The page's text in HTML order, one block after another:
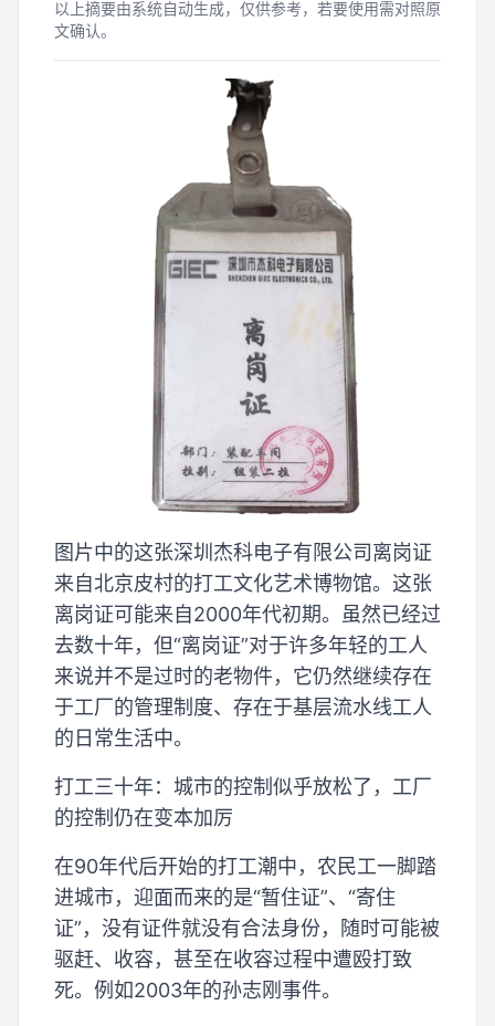
以上摘要由系统自动生成，仅供参考，若要使用需对照原
文确认。
图片中的这张深圳杰科电子有限公司离岗证
来自北京皮村的打工文化艺术博物馆。这张
离岗证可能来自2000年代初期。虽然已经过
去数十年，但“离岗证”对于许多年轻的工人
来说并不是过时的老物件，它仍然继续存在
于工厂的管理制度、存在于基层流水线工人
的日常生活中。
打工三十年：城市的控制似乎放松了，工厂
的控制仍在变本加厉
在90年代后开始的打工潮中，农民工一脚踏
进城市，迎面而来的是“暂住证”、“寄住
证”，没有证件就没有合法身份，随时可能被
驱赶、收容，甚至在收容过程中遭殴打致
死。例如2003年的孙志刚事件。